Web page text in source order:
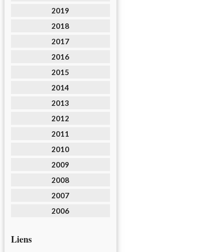
2019
2018
2017
2016
2015
2014
2013
2012
2011
2010
2009
2008
2007
2006
Liens